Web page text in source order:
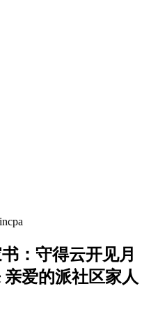
：守得云开见月
爱的派社区家人